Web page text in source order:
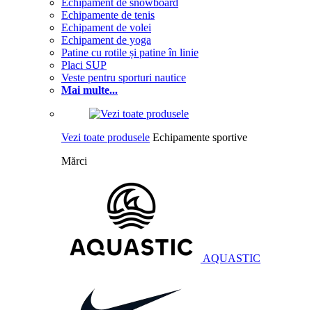
Echipament de snowboard
Echipamente de tenis
Echipament de volei
Echipament de yoga
Patine cu rotile și patine în linie
Placi SUP
Veste pentru sporturi nautice
Mai multe...
Vezi toate produsele Echipamente sportive
Mărci
AQUASTIC